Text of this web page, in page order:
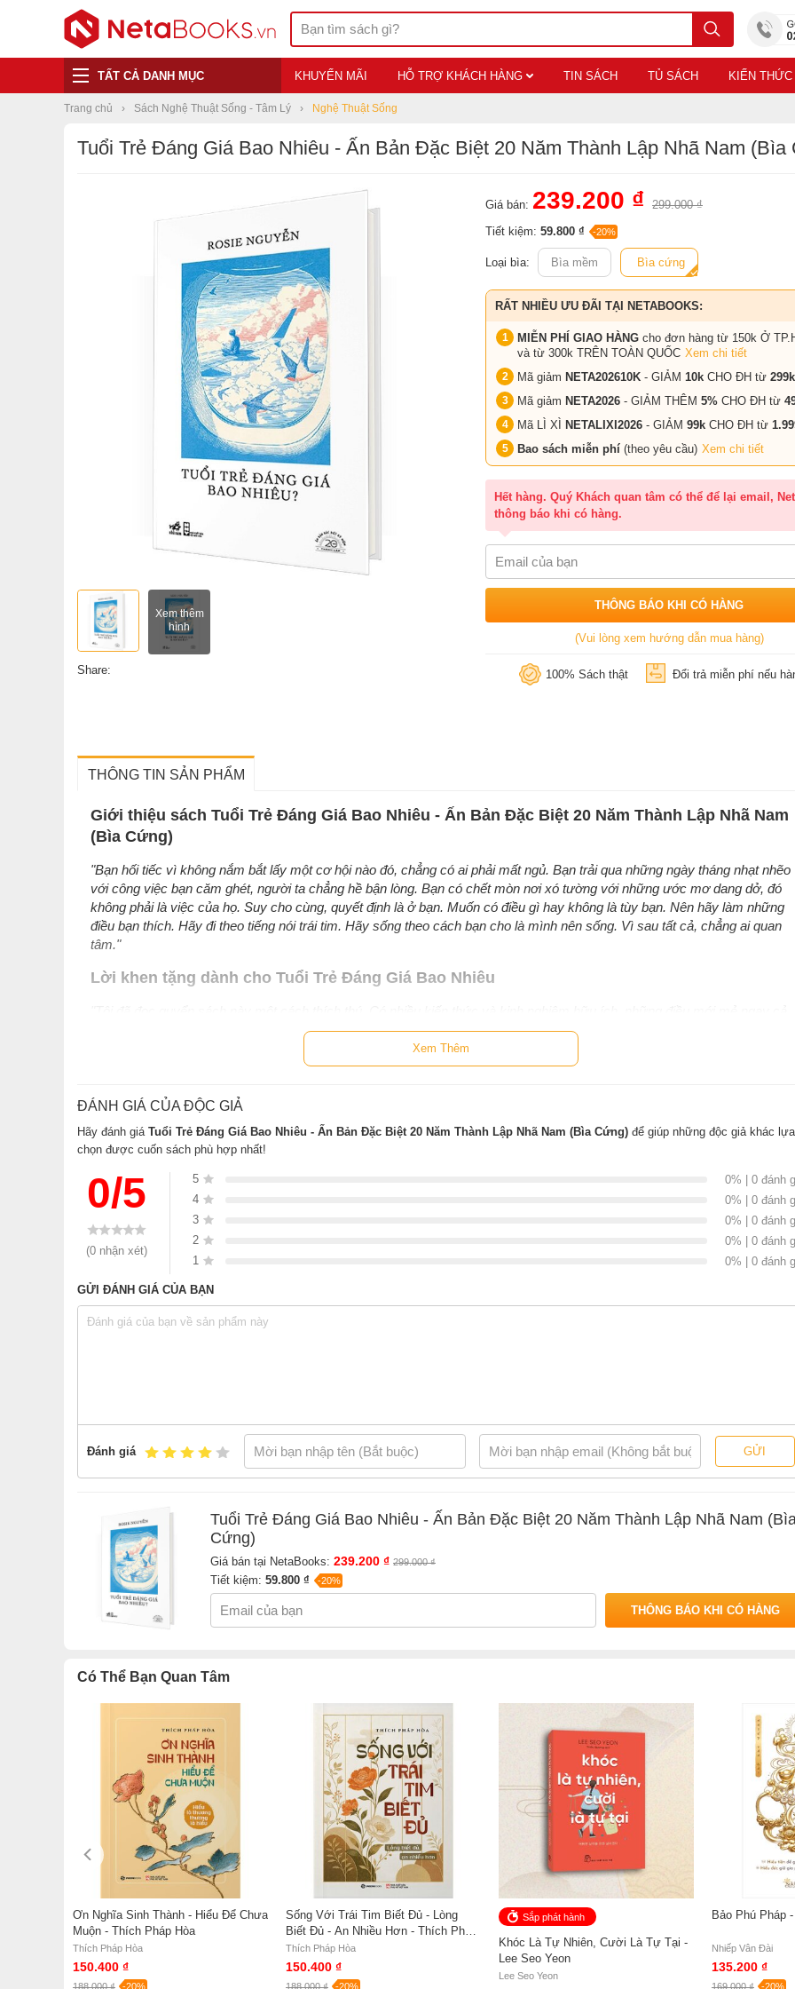
TẤT CẢ DANH MỤC KHUYẾN MÃI HỖ TRỢ KHÁCH HÀNG TIN SÁCH TỦ SÁCH KIẾN THỨC
Trang chủ Sách Nghệ Thuật Sống - Tâm Lý Nghệ Thuật Sống
Tuổi Trẻ Đáng Giá Bao Nhiêu - Ấn Bản Đặc Biệt 20 Năm Thành Lập Nhã Nam (Bìa
Xem thêm
hình
Share:
Giá bán: 239.200 ₫
299.000 ₫
Tiết kiệm: 59.800 ₫ -20%
Loại bìa: Bìa mềm Bìa cứng
RẤT NHIỀU ƯU ĐÃI TẠI NETABOOKS:
MIỄN PHÍ GIAO HÀNG cho đơn hàng từ 150k Ở
và từ 300k TRÊN TOÀN QUỐC Xem chi tiết
Mã giảm NETA202610K - GIẢM 10k CHO ĐH từ 299k
Mã giảm NETA2026 - GIẢM THÊM 5% CHO ĐH từ
Mã LÌ XÌ
NETALIXI2026 - GIẢM 99k CHO ĐH từ
Bao sách miễn phí (theo yêu cầu) Xem chi tiết
Hết hàng. Quý Khách quan tâm có thể để lại email,
thông báo khi có hàng.
THÔNG BÁO KHI CÓ HÀNG
(Vui lòng xem hướng dẫn mua hàng)
100% Sách thật Đổi trả miễn phí nếu
THÔNG TIN SẢN PHẨM
Giới thiệu sách Tuổi Trẻ Đáng Giá Bao Nhiêu - Ấn Bản Đặc Biệt 20 Năm Thành Lập Nhã Nam
(Bìa Cứng)
"Bạn hối tiếc vì không nắm bắt lấy một cơ hội nào đó, chẳng có ai phải mất ngủ. Bạn trải qua những ngày tháng nhạt nhẽo
với công việc bạn căm ghét, người ta chẳng hề bận lòng. Bạn có chết mòn nơi xó tường với những ước mơ dang dở, đó
không phải là việc của họ. Suy cho cùng, quyết định là ở bạn. Muốn có điều gì hay không là tùy bạn. Nên hãy làm những
điều bạn thích. Hãy đi theo tiếng nói trái tim. Hãy sống theo cách bạn cho là mình nên sống. Vì sau tất cả, chẳng ai quan
tâm."
Lời khen tặng dành cho Tuổi Trẻ Đáng Giá Bao Nhiêu
với người gần trung niên như tôi. Tuổi trẻ đáng giá bao nhiêu? được tác giả chia làm 3 phần: HỌC, LÀM, ĐI. Nhưng tôi
thấy cuốn sách còn thể hiện một phần thứ tư nữa, đó là ĐỌC. Hãy đọc sách, nếu bạn đọc sách một cách bền bỉ, sẽ đến
lúc bạn bị thôi thúc không ngừng bởi ý muốn viết nên cuốn sách của riêng mình. Nếu tôi còn ở tuổi đôi mươi, hẳn là tôi sẽ
Thông tin tác giả Rosie Nguyễn
Tên thật là Nguyễn Hoàng Nguyên, một tác giả sách và người làm hoạt động phát triển thanh
niên. Hiện cô đang theo học chương trình thạc sĩ nghiên cứu truyền thông ở đại học Wisconsin –
Ta Ba Lô Trên Đất Á
Tuổi Trẻ Đáng Giá Bao Nhiêu
Tuổi Trẻ Đáng Giá Bao Nhiêu - Ấn Bản Đặc Biệt 20 Năm Thành Lập Nhã Nam (Bìa Cứng)của tác giảRosie Nguyễn, có
bán tại Nhà sách online NetaBooks với ưu đãi Bao sách miễn phí và Gian hàng NetaBooks tại Tiki với ưu đãi Bao sách miễn phí và
tặng Bookmark
Xem Thêm
ĐÁNH GIÁ CỦA ĐỘC GIẢ
Hãy đánh giá Tuổi Trẻ Đáng Giá Bao Nhiêu - Ấn Bản Đặc Biệt 20 Năm Thành Lập Nhã Nam (Bìa Cứng) để giúp những độc giả khác lựa
chọn được cuốn sách phù hợp nhất!
0/5
(0 nhận xét)
5
0% | 0 đánh
4
0% | 0 đánh
3
0% | 0 đánh
2
0% | 0 đánh
1
0% | 0 đánh
GỬI ĐÁNH GIÁ CỦA BẠN
Đánh giá GỬI
Tuổi Trẻ Đáng Giá Bao Nhiêu - Ấn Bản Đặc Biệt 20 Năm Thành Lập Nhã Nam
Cứng)
Giá bán tại NetaBooks: 239.200 ₫ 299.000 ₫
Tiết kiệm: 59.800 ₫ -20%
THÔNG BÁO KHI CÓ HÀNG
Có Thể Bạn Quan Tâm
Ơn Nghĩa Sinh Thành - Hiểu Để Chưa
Muộn - Thích Pháp Hòa
Thích Pháp Hòa
150.400 ₫
188.000 ₫ -20%
Sống Với Trái Tim Biết Đủ - Lòng
Biết Đủ - An Nhiều Hơn - Thích Pháp
Hòa
Thích Pháp Hòa
150.400 ₫
188.000 ₫ -20%
Sắp phát hành
Khóc Là Tự Nhiên, Cười Là Tự Tại -
Lee Seo Yeon
Lee Seo Yeon
Bảo Phú Pháp
Nhiếp Vân Đài
135.200 ₫
169.000 ₫ -20%